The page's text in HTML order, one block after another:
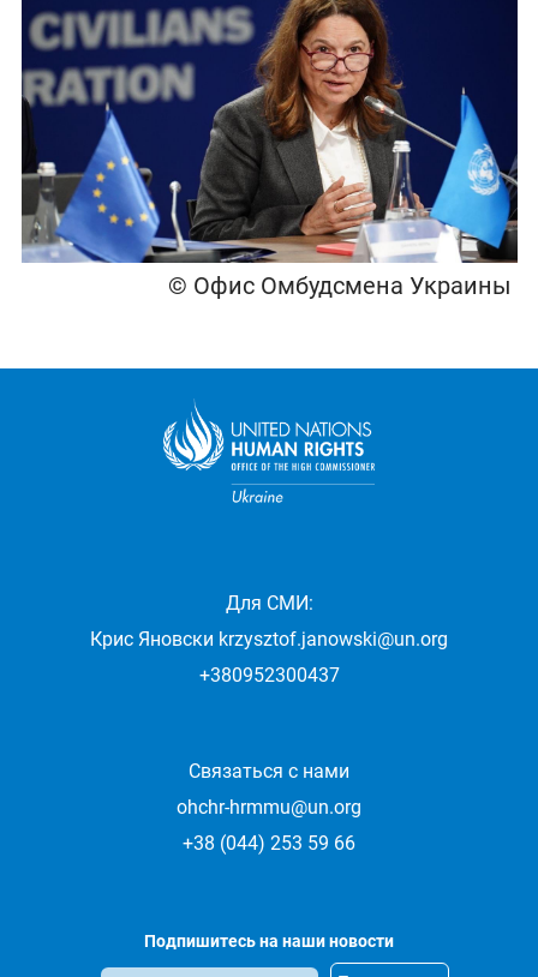
© Офис Омбудсмена Украины
Для СМИ:
Крис Яновски krzysztof.janowski@un.org
+380952300437
Связаться с нами
ohchr-hrmmu@un.org
+38 (044) 253 59 66
Подпишитесь на наши новости